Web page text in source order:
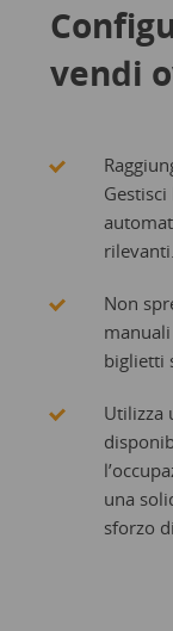
vendi
rilevanti.
Non
biglietti
Utilizza
una
sforzo